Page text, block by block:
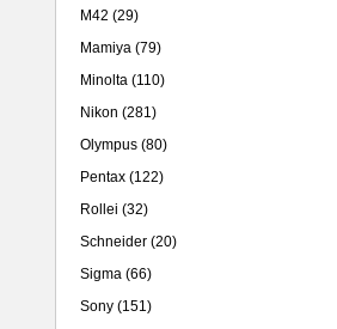
M42 (29)
Mamiya (79)
Minolta (110)
Nikon (281)
Olympus (80)
Pentax (122)
Rollei (32)
Schneider (20)
Sigma (66)
Sony (151)